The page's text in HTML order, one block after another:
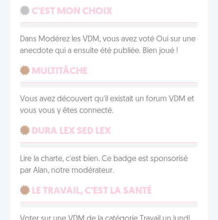
C'EST MON CHOIX
Dans Modérez les VDM, vous avez voté Oui sur une
anecdote qui a ensuite été publiée. Bien joué !
MULTITÂCHE
Vous avez découvert qu'il existait un forum VDM et
vous vous y êtes connecté.
DURA LEX SED LEX
Lire la charte, c'est bien. Ce badge est sponsorisé
par Alan, notre modérateur.
LE TRAVAIL, C'EST LA SANTÉ